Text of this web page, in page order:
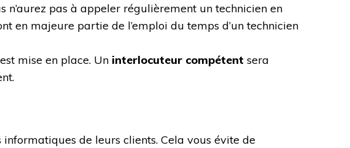
n’aurez pas à appeler régulièrement un technicien en
en majeure partie de l’emploi du temps d’un technicien
est mise en place. Un interlocuteur compétent sera
informatiques de leurs clients. Cela vous évite de